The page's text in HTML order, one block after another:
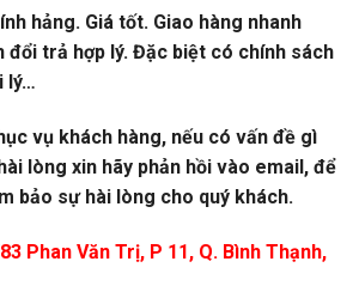
hảng. Giá tốt. Giao hàng nhanh
đổi trả hợp lý. Đặc biệt có chính sách
lý…
vụ khách hàng, nếu có vấn đề gì
lòng xin hãy phản hồi vào email, để
bảo sự hài lòng cho quý khách.
Phan Văn Trị, P 11, Q. Bình Thạnh,